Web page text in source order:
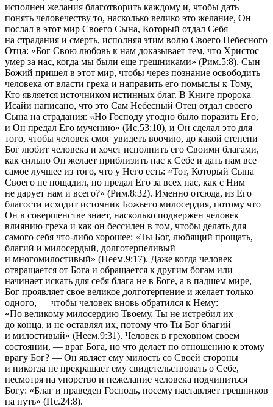
исполнен желания благотворить каждому и, чтобы дать
понять человечеству то, насколько велико это желание, Он
послал в этот мир Своего Сына, Который отдал Себя
на страдания и смерть, исполняя этим волю Своего Небесного
Отца: «Бог Свою любовь к нам доказывает тем, что Христос
умер за нас, когда мы были еще грешниками» (Рим.5:8). Сын
Божий пришел в этот мир, чтобы через познание освободить
человека от власти греха и направить его помыслы к Тому,
Кто является источником истинных благ. В Книге пророка
Исайи написано, что это Сам Небесный Отец отдал своего
Сына на страдания: «Но Господу угодно было поразить Его,
и Он предал Его мучению» (Ис.53:10), и Он сделал это для
того, чтобы человек смог увидеть воочию, до какой степени
Бог любит человека и хочет исполнить его Своими благами,
как сильно Он желает приблизить нас к Себе и дать нам все
самое лучшее из того, что у Него есть: «Тот, Который Сына
Своего не пощадил, но предал Его за всех нас, как с Ним
не дарует нам и всего?» (Рим.8:32). Именно отсюда, из Его
благости исходит источник Божьего милосердия, потому что
Он в совершенстве знает, насколько подвержен человек
влиянию греха и как он бессилен в том, чтобы делать для
самого себя что-либо хорошее: «Ты Бог, любящий прощать,
благий и милосердый, долготерпеливый
и многомилостивый» (Неем.9:17). Даже когда человек
отвращается от Бога и обращается к другим богам или
начинает искать для себя блага не в Боге, а в падшем мире,
Бог проявляет свое великое долготерпение и желает только
одного, — чтобы человек вновь обратился к Нему:
«По великому милосердию Твоему, Ты не истребил их
до конца, и не оставлял их, потому что Ты Бог благий
и милостивый» (Неем.9:31). Человек в греховном своем
состоянии, — враг Бога, но что делает по отношению к этому
врагу Бог? — Он являет ему милость со Своей стороны
и никогда не прекращает ему свидетельствовать о Себе,
несмотря на упорство и нежелание человека подчиниться
Богу: «Благ и праведен Господь, посему наставляет грешников
на путь» (Пс.24:8).